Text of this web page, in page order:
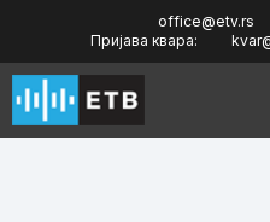
office@etv.rs
Пријава квара: